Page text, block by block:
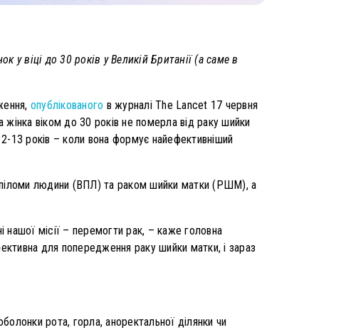
у віці до 30 років у Великій Британії (а саме в
опублікованого в журналі The Lancet 17 червня
віком до 30 років не померла від раку шийки
13 років – коли вона формує найефективніший
людини (ВПЛ) та раком шийки матки (РШМ), а
нашої місії – перемогти рак, – каже головна
для попередження раку шийки матки, і зараз
рота, горла, аноректальної ділянки чи